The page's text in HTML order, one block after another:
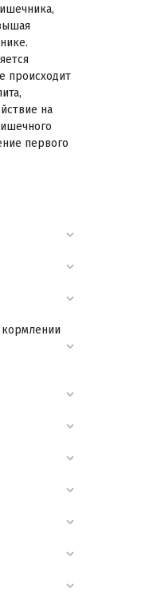
происходит
на
первого